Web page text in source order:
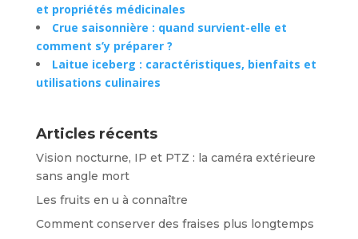
et propriétés médicinales
Crue saisonnière : quand survient-elle et
comment s’y préparer ?
Laitue iceberg : caractéristiques, bienfaits et
utilisations culinaires
Articles récents
Vision nocturne, IP et PTZ : la caméra extérieure
sans angle mort
Les fruits en u à connaître
Comment conserver des fraises plus longtemps